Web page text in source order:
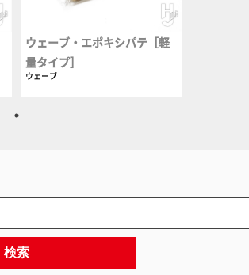
ウェーブ・エポキシパテ［軽
量タイプ］
ウェーブ
検索